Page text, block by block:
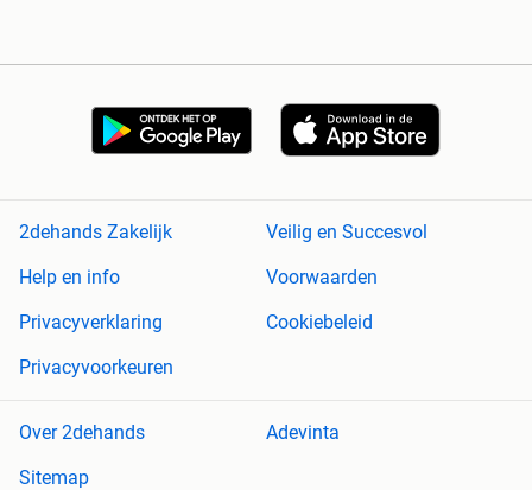
2dehands Zakelijk
Veilig en Succesvol
Help en info
Voorwaarden
Privacyverklaring
Cookiebeleid
Privacyvoorkeuren
Over 2dehands
Adevinta
Sitemap